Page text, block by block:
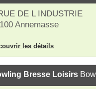
DE L INDUSTRIE
Annemasse
les détails
Bresse Loisirs